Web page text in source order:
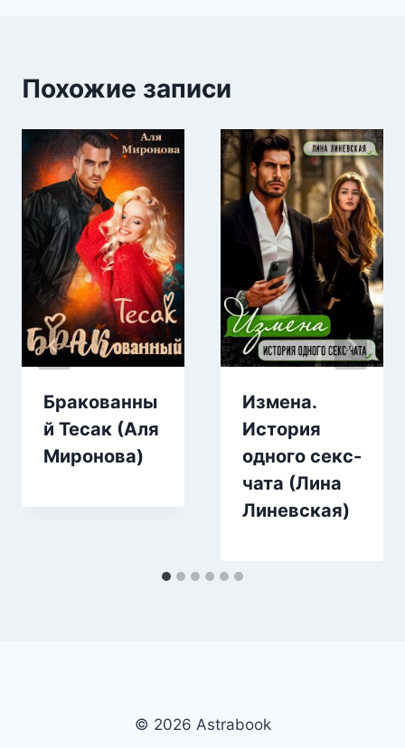
Похожие записи
Бракованны
й Тесак (Аля
Миронова)
Измена.
История
одного секс-
чата (Лина
Линевская)
© 2026 Аstrabook